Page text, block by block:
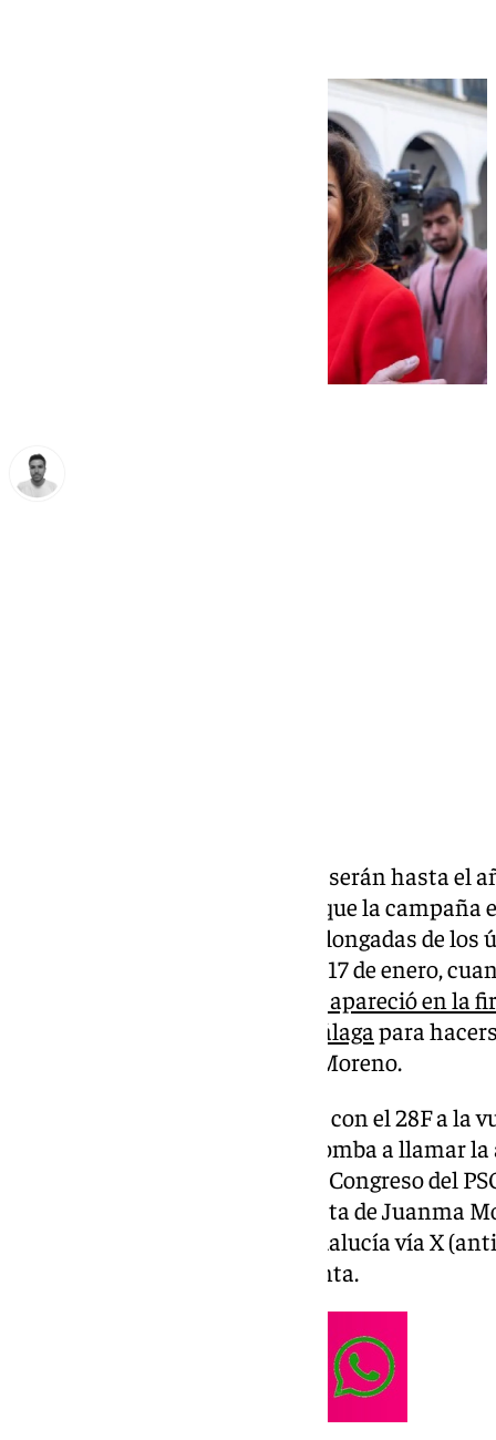
Las elecciones en Andalucía no serán hasta el
hace un mes todo hace indicar que la
pasos y será una de las más prolongadas de
cada palmo comenzó el pasado 17 de enero,
María Jesús Montero apareció en la
estratégico como el IMEC de Málagapara
el presidente andaluz Juanma Moreno.
En plena semana blanquiverde, con el 28F a la
dirigentes se han lanzado en tromba a llamar
expectación generada por el XV Congreso del
de semana ha venido la respuesta de Juanma
reconocimientos del Día de Andalucía vía X
la estrategia mediática de la Junta.